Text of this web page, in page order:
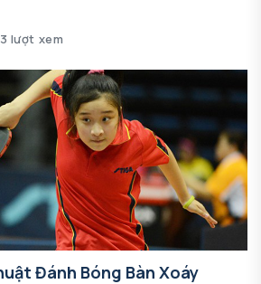
lượt xem
Đánh Bóng Bàn Xoáy